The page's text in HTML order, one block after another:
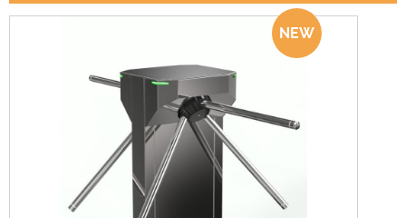
Автоматика для ворот, шлагбаумы
Прайс-листы